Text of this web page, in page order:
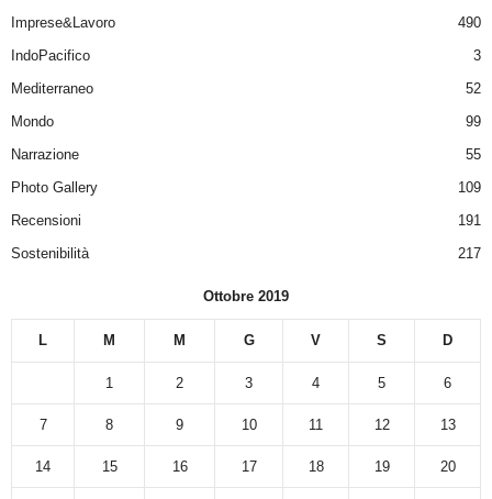
Imprese&Lavoro
490
IndoPacifico
3
Mediterraneo
52
Mondo
99
Narrazione
55
Photo Gallery
109
Recensioni
191
Sostenibilità
217
Ottobre 2019
L M M G V S D
1 2 3 4 5 6
7 8 9 10 11 12 13
14 15 16 17 18 19 20